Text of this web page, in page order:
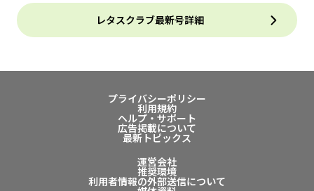
レタスクラブ最新号詳細
プライバシーポリシー
利用規約
ヘルプ・サポート
広告掲載について
最新トピックス
運営会社
推奨環境
利用者情報の外部送信について